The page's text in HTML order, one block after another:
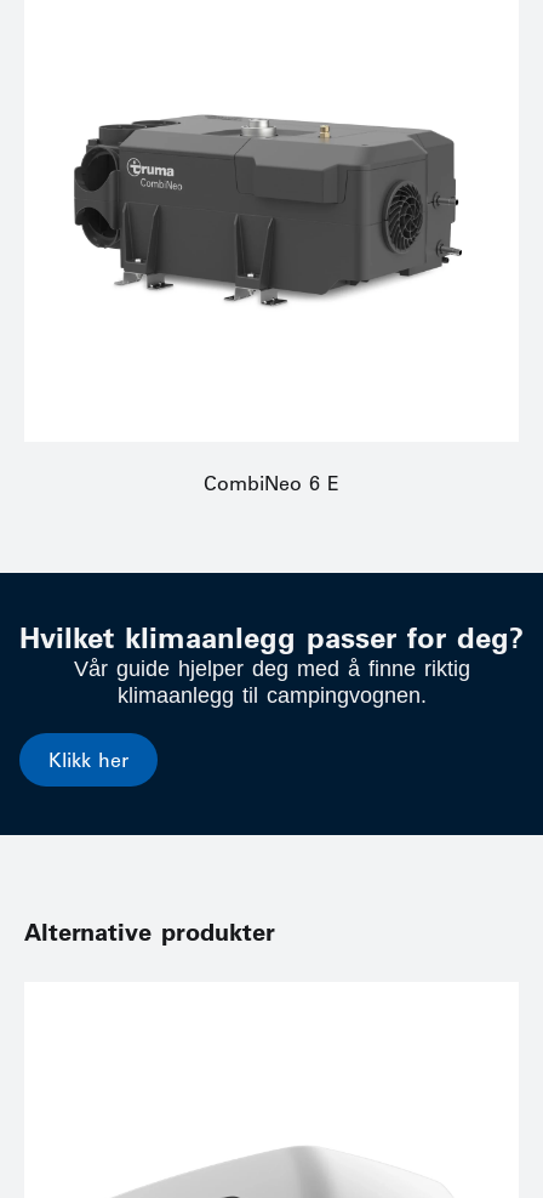
CombiNeo 6 E
Hvilket klimaanlegg passer for deg?
Vår guide hjelper deg med å finne riktig
klimaanlegg til campingvognen.
Klikk her
Alternative produkter